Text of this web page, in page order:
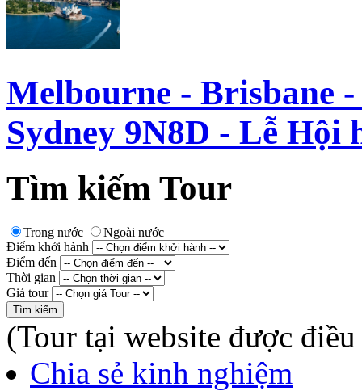
Melbourne - Brisbane
Sydney 9N8D - Lễ Hội
Tìm kiếm Tour
Trong nước
Ngoài nước
Điểm khởi hành
Điểm đến
Thời gian
Giá tour
(Tour tại website được
Chia sẻ kinh nghiệm